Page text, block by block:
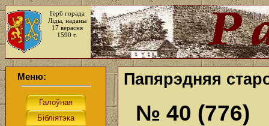
Герб горада
Ліды, наданы
17 верасня
1590 г.
Меню: Папярэдняя
№ 40 (776)